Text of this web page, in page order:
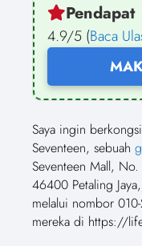
Pendapat
4.9/5 (Baca
Saya ingin
Seventeen, sebuah
Seventeen Mall,
46400 Petaling
melalui nombor
mereka di https://